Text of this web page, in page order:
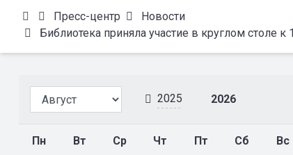
Пресс-центр
Новости
Библиотека приняла участие в круглом
2025 2026
Пн Вт Ср Чт Пт Сб Вс